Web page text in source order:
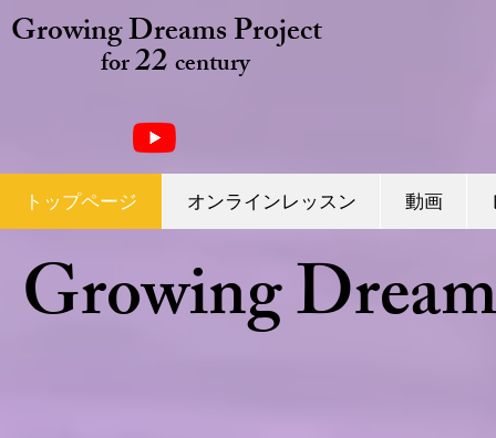
Growing Dreams Project
for22century
トップページ オンラインレッスン 動画
Growing